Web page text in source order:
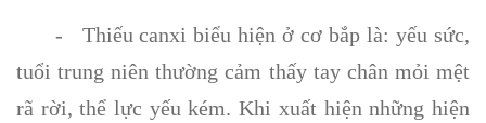
- Thiếu canxi biểu hiện ở cơ bắp là: yếu sức,
tuổi trung niên thường cảm thấy tay chân mỏi mệt
rã rời, thể lực yếu kém. Khi xuất hiện những hiện